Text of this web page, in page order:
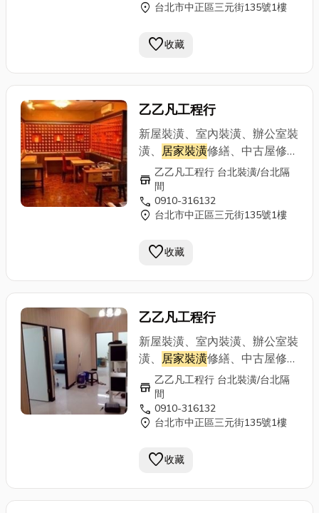
電話：02-29712148
隔熱隔間、線板、踢腳板、門片
衣室、各式櫥櫃訂做專業施工：
音、造價經濟、提供居家辦公、
廠房最佳環境、廚房、浴廁：可
採用矽酸鈣板、或水泥板等材質
可防水、也可貼磁磚、 可出防
火証明書木工裝潢輕鋼架工程
自工價廉 手機：0910-316132
電話：02-29712148
location_on 台北市中正區三元街135號1樓
favorite收藏
乙乙凡工程行
新屋裝潢、室內裝潢、辦公室裝
潢、 居家裝潢修繕、中古屋修
繕、拆除清運重建、公寓改套房
裝潢、舊屋翻修、頂樓加蓋、造
型天花板、夾板隔間、隔音防火
隔熱隔間、線板、踢腳板、門片
衣室、各式櫥櫃訂做專業施工：
音、造價經濟、提供居家辦公、
廠房最佳環境、廚房、浴廁：可
採用矽酸鈣板、或水泥板等材質
可防水、也可貼磁磚、 可出防
火証明書木工裝潢輕鋼架工程
自工價廉 手機：0910-316132
電話：02-29712148
store 乙乙凡工程行 台北裝潢/台北隔
間
call 0910-316132
location_on 台北市中正區三元街135號1樓
favorite收藏
乙乙凡工程行
新屋裝潢、室內裝潢、辦公室裝
潢、 居家裝潢修繕、中古屋修
繕、拆除清運重建、公寓改套房
裝潢、舊屋翻修、頂樓加蓋、造
型天花板、夾板隔間、隔音防火
隔熱隔間、線板、踢腳板、門片
衣室、各式櫥櫃訂做專業施工：
store 乙乙凡工程行 台北裝潢/台北隔
間
call 0910-316132
location_on 台北市中正區三元街135號1樓
favorite收藏